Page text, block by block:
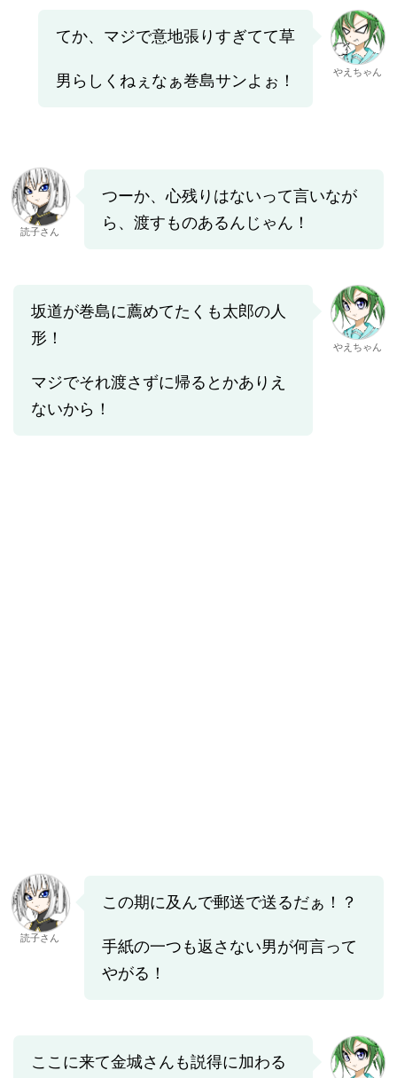
てか、マジで意地張りすぎてて草
男らしくねぇなぁ巻島サンよぉ！ やえちゃん
読子さん
つーか、心残りはないって言いなが
ら、渡すものあるんじゃん！
坂道が巻島に薦めてたくも太郎の人
形！
マジでそれ渡さずに帰るとかありえ
ないから！
やえちゃん
読子さん
この期に及んで郵送で送るだぁ！？
手紙の一つも返さない男が何言って
やがる！
ここに来て金城さんも説得に加わる